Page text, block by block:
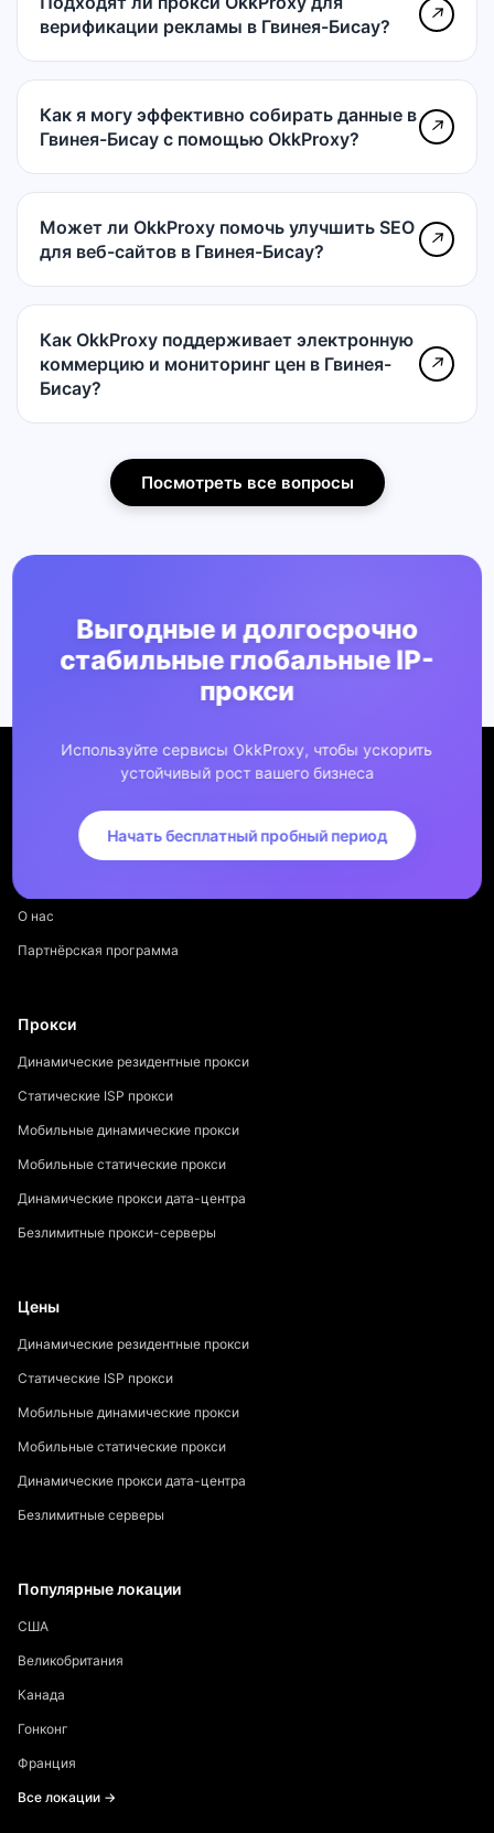
верификации рекламы в Гвинея-Бисау?
↗
Как я могу эффективно собирать данные в
Гвинея-Бисау с помощью OkkProxy?
↗
Может ли OkkProxy помочь улучшить SEO
для веб-сайтов в Гвинея-Бисау?
↗
Как OkkProxy поддерживает электронную
коммерцию и мониторинг цен в Гвинея-
Бисау?
↗
Посмотреть все вопросы
Выгодные и долгосрочно
стабильные глобальные IP-
прокси
Используйте сервисы OkkProxy, чтобы ускорить
устойчивый рост вашего бизнеса
Начать бесплатный пробный период
О нас
Партнёрская программа
Прокси
Динамические резидентные прокси
Статические ISP прокси
Мобильные динамические прокси
Мобильные статические прокси
Динамические прокси дата-центра
Безлимитные прокси-серверы
Цены
Динамические резидентные прокси
Статические ISP прокси
Мобильные динамические прокси
Мобильные статические прокси
Динамические прокси дата-центра
Безлимитные серверы
Популярные локации
США
Великобритания
Канада
Гонконг
Франция
Все локации →